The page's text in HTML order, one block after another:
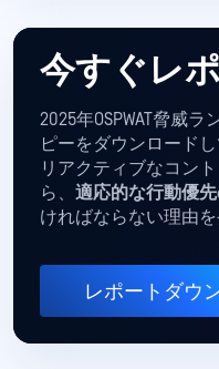
今すぐレ
2025年OSPWAT脅威
ピーをダウンロード
リアクティブなコン
ら、 適応的な行動優
ければならない理由を
レポートダウ